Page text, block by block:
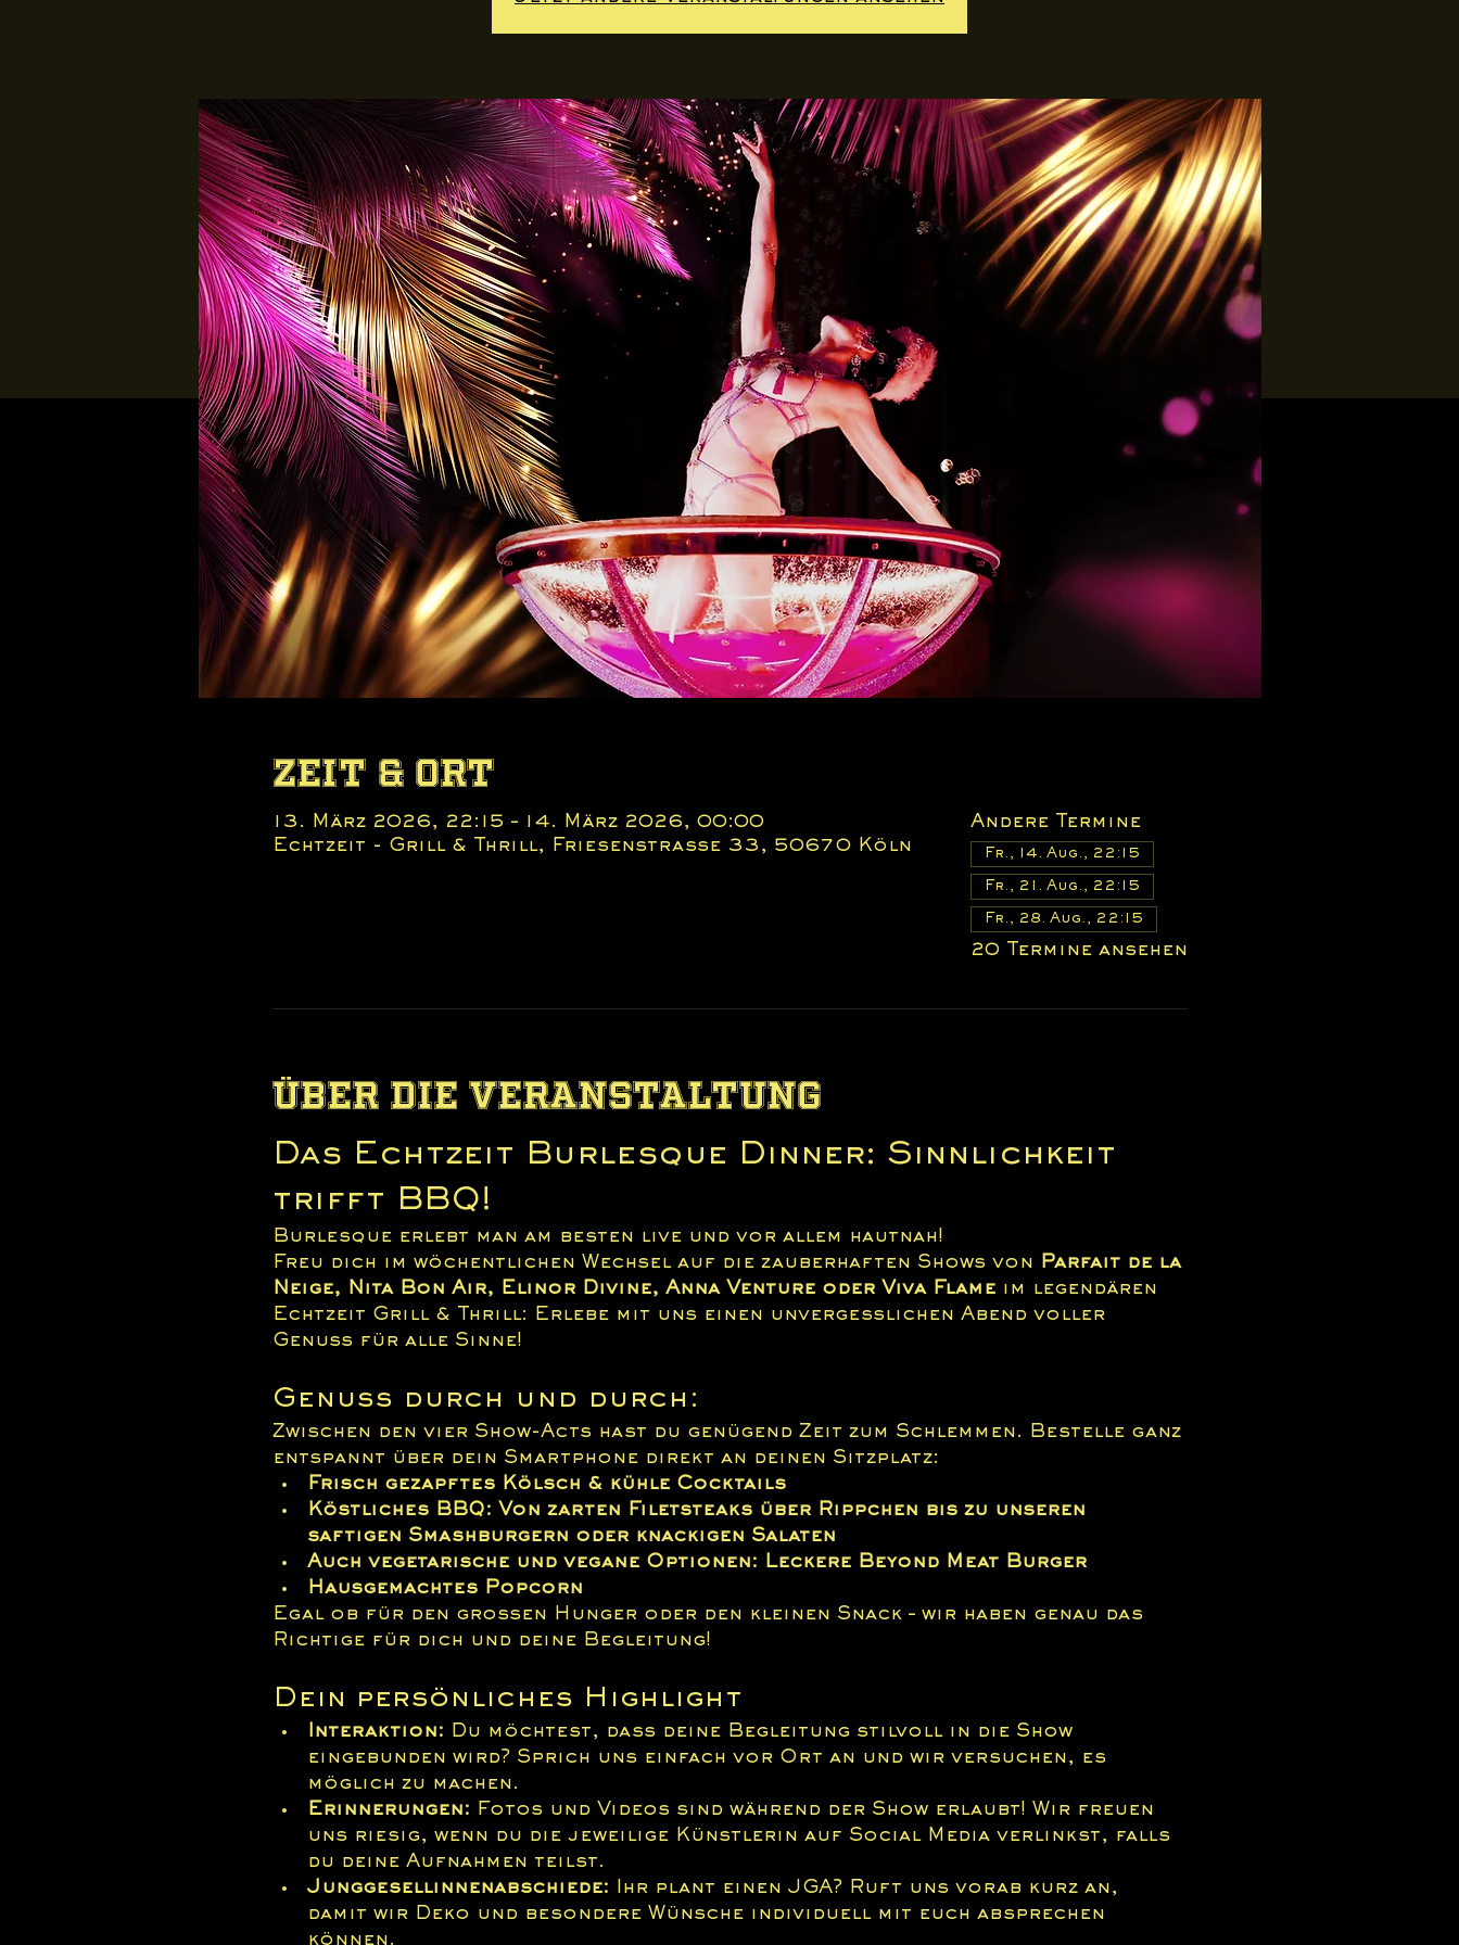
Zeit & Ort
13. März 2026, 22:15 – 14. März 2026, 00:00
Echtzeit - Grill & Thrill, Friesenstraße 33, 50670 Köln
Andere Termine
Fr., 14. Aug., 22:15
Fr., 21. Aug., 22:15
Fr., 28. Aug., 22:15
20 Termine ansehen
Über die Veranstaltung
Das Echtzeit Burlesque Dinner: Sinnlichkeit
trifft BBQ!
Burlesque erlebt man am besten live und vor allem hautnah!
Freu dich im wöchentlichen Wechsel auf die zauberhaften Shows von
Parfait de la
Neige, Nita Bon Air, Elinor Divine, Anna Venture oder Viva Flame im legendären
Echtzeit Grill & Thrill: Erlebe mit uns einen unvergesslichen Abend voller
Genuss für alle Sinne!
Genuss durch und durch:
Zwischen den vier Show-Acts hast du genügend Zeit zum Schlemmen. Bestelle ganz
entspannt über dein Smartphone direkt an deinen Sitzplatz:
Frisch gezapftes Kölsch & kühle Cocktails
Köstliches BBQ: Von zarten Filetsteaks über Rippchen bis zu unseren
saftigen Smashburgern oder knackigen Salaten
Auch vegetarische und vegane Optionen: Leckere Beyond Meat Burger
Hausgemachtes Popcorn
Egal ob für den großen Hunger oder den kleinen Snack – wir haben genau das
Richtige für dich und deine Begleitung!
Dein persönliches Highlight
Interaktion: Du möchtest, dass deine Begleitung stilvoll in die Show
eingebunden wird? Sprich uns einfach vor Ort an und wir versuchen, es
möglich zu machen.
Erinnerungen: Fotos und Videos sind während der Show erlaubt! Wir freuen
uns riesig, wenn du die jeweilige Künstlerin auf Social Media verlinkst, falls
du deine Aufnahmen teilst.
Junggesellinnenabschiede: Ihr plant einen JGA? Ruft uns vorab kurz an,
damit wir Deko und besondere Wünsche individuell mit euch absprechen
können.